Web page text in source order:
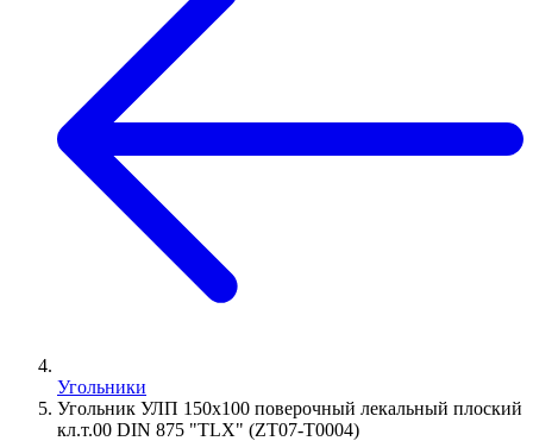
Угольники
Угольник УЛП 150х100 поверочный лекальный плоский
кл.т.00 DIN 875 "TLX" (ZT07-T0004)